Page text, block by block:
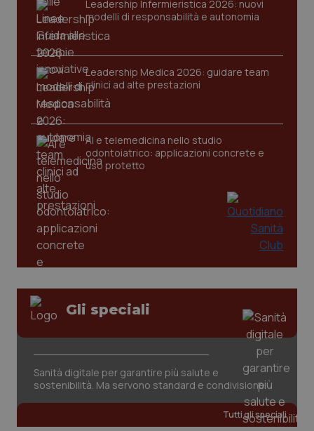
Leadership Infermieristica 2026: nuovi
modelli di responsabilità e autonomia
Leadership Medica 2026: guidare team
clinici ad alte prestazioni
AI e telemedicina nello studio
odontoiatrico: applicazioni concrete e
uso protetto
Gli speciali
Sanità digitale per garantire più salute e
sostenibilità. Ma servono standard e condivisione
Tutti gli speciali
.youtube.com
CookieScriptConsent
www.quotidianosanita.it
tracking-sites-ironfish-
www.quotidianosanita.it
2